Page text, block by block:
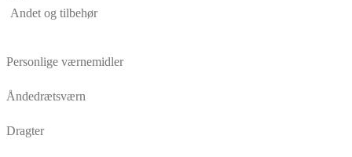
Andet og tilbehør
Personlige værnemidler
Åndedrætsværn
Dragter